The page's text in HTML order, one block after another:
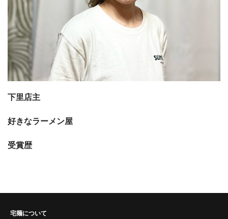
下里店主
好きなラーメン屋
受賞歴
宅麺について